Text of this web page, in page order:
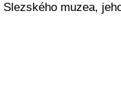
Slezského muzea,